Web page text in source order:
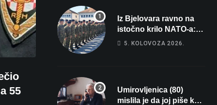
55
Iz Bjelovara ravno na
istočno krilo NATO-a:
Evo kamo odlazi 82
5. KOLOVOZA 2026.
Umirovljenica (80)
mislila je da joj piše kći